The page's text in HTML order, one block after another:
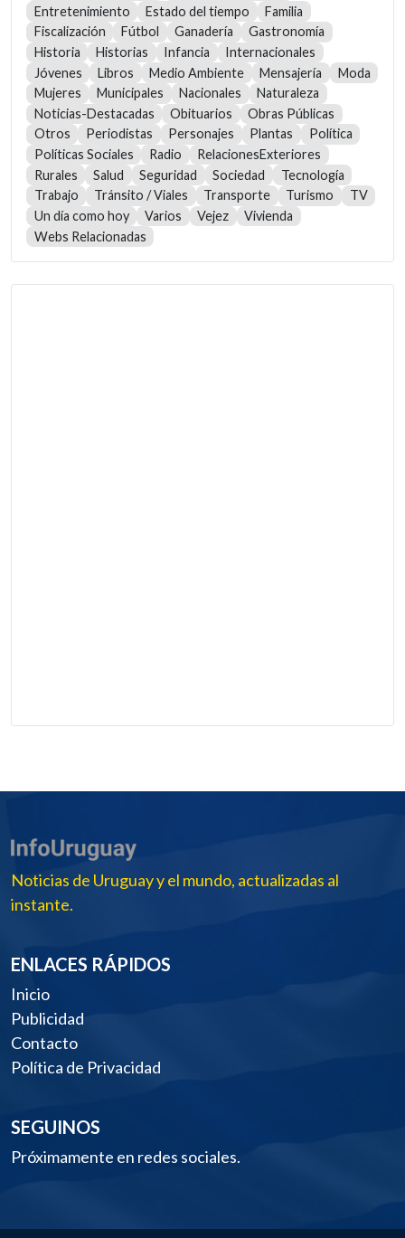
Entretenimiento
Estado del tiempo
Familia
Fiscalización
Fútbol Ganadería
Gastronomía
Historia
Historias Infancia
Internacionales
Jóvenes
Libros Medio Ambiente Mensajería
Moda
Mujeres
Municipales Nacionales
Naturaleza
Noticias-Destacadas
Obituarios
Obras Públicas
Otros
Periodistas Personajes Plantas
Política
Políticas Sociales
Radio
RelacionesExteriores
Rurales
Salud Seguridad Sociedad
Tecnología
Trabajo
Tránsito / Viales Transporte Turismo
TV
Un día como hoy
Varios Vejez
Vivienda
Webs Relacionadas
Noticias de Uruguay y el mundo, actualizadas al
instante.
ENLACES RÁPIDOS
Inicio
Publicidad
Contacto
Política de Privacidad
SEGUINOS
Próximamente en redes sociales.